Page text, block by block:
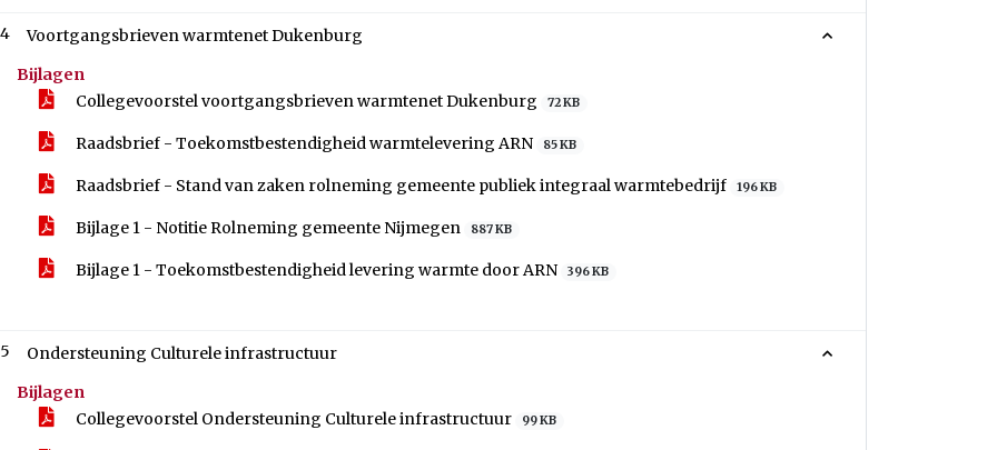
Voortgangsbrieven warmtenet Dukenburg
Bijlagen
Collegevoorstel voortgangsbrieven warmtenet Dukenburg
72 KB
Raadsbrief - Toekomstbestendigheid warmtelevering ARN 85 KB
Raadsbrief - Stand van zaken rolneming gemeente publiek integraal warmtebedrijf 196 KB
Bijlage 1 - Notitie Rolneming gemeente Nijmegen 887 KB
Bijlage 1 - Toekomstbestendigheid levering warmte door ARN 396 KB
Ondersteuning Culturele infrastructuur
Bijlagen
Collegevoorstel Ondersteuning Culturele infrastructuur
99 KB